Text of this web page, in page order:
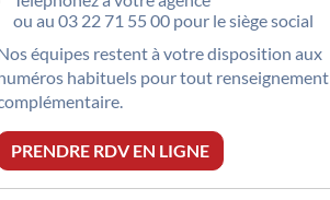
ou au 03 22 71 55 00 pour le siège social
équipes restent à votre disposition aux
habituels pour tout renseignement
PRENDRE RDV EN LIGNE